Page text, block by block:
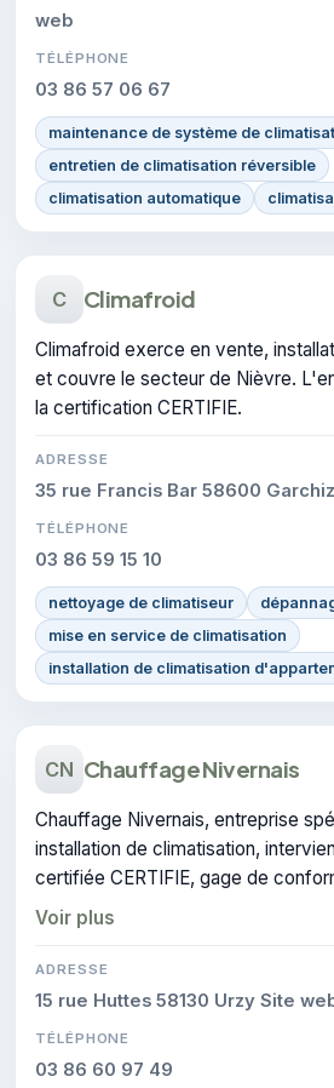
web
TÉLÉPHONE
03 86 57 06 67
maintenance de système de
entretien de climatisation réversible
climatisation automatique
C Climafroid
Climafroid exerce en vente,
et couvre le secteur de Nièvre.
la certification CERTIFIE.
ADRESSE
35 rue Francis Bar 58600
TÉLÉPHONE
03 86 59 15 10
nettoyage de climatiseur
mise en service de climatisation
installation de climatisation
CN Chauffage Nivernais
Chauffage Nivernais, entreprise
installation de climatisation,
certifiée CERTIFIE, gage de
interventions réalisées.
Voir plus
ADRESSE
15 rue Huttes 58130 Urzy Site
TÉLÉPHONE
03 86 60 97 49